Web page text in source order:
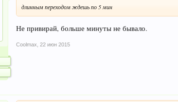
длинным переходом ждешь по 5 мин
Не привирай, больше минуты не бывало.
Coolmax 22 июн 2015